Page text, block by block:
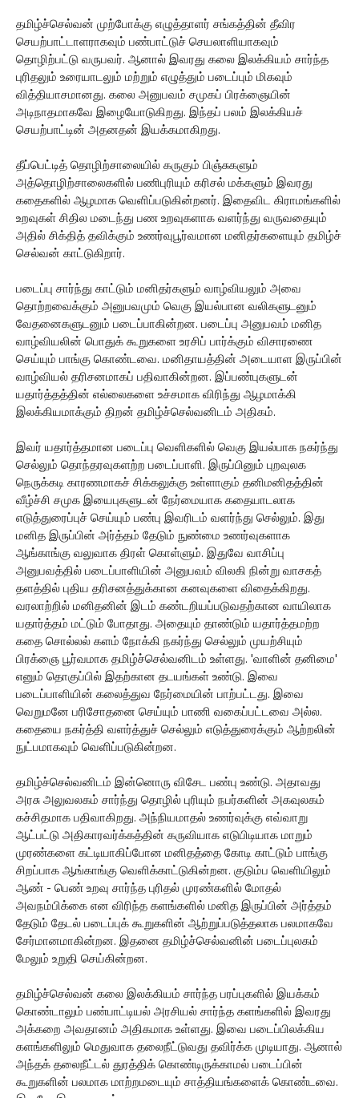
தமிழ்ச்செல்வன் முற்போக்கு எழுத்தாளர் சங்கத்தின் தீவிர
செயற்பாட்டாளராகவும் பண்பாட்டுச் செயலாளியாகவும்
தொழிற்பட்டு வருபவர். ஆனால் இவரது கலை இலக்கியம் சார்ந்த
புரிதலும் உரையாடலும் மற்றும் எழுத்தும் படைப்பும் மிகவும்
வித்தியாசமானது. கலை அனுபவம் சமுகப் பிரக்ஞையின்
அடிநாதமாகவே இழையோடுகிறது. இந்தப் பலம் இலக்கியச்
செயற்பாட்டின் அதனதன் இயக்கமாகிறது.
தீப்பெட்டித் தொழிற்சாலையில் கருகும் பிஞ்சுகளும்
அத்தொழிற்சாலைகளில் பணிபுரியும் கரிசல் மக்களும் இவரது
கதைகளில் ஆழமாக வெளிப்படுகின்றனர். இதைவிட கிராமங்களில்
உறவுகள் சிதில மடைந்து பண உறவுகளாக வளர்ந்து வருவதையும்
அதில் சிக்தித் தவிக்கும் உணர்வுபூர்வமான மனிதர்களையும் தமிழ்ச்
செல்வன் காட்டுகிறார்.
படைப்பு சார்ந்து காட்டும் மனிதர்களும் வாழ்வியலும் அவை
தொற்றவைக்கும் அனுபவமும் வெகு இயல்பான வலிகளுடனும்
வேதனைகளுடனும் படைப்பாகின்றன. படைப்பு அனுபவம் மனித
வாழ்வியலின் பொதுக் கூறுகளை உரசிப் பார்க்கும் விசாரணை
செய்யும் பாங்கு கொண்டவை. மனிதாயத்தின் அடையாள இருப்பின்
வாழ்வியல் தரிசனமாகப் பதிவாகின்றன. இப்பண்புகளுடன்
யதார்த்தத்தின் எல்லைகளை உச்சமாக விரிந்து ஆழமாக்கி
இலக்கியமாக்கும் திறன் தமிழ்ச்செல்வனிடம் அதிகம்.
இவர் யதார்த்தமான படைப்பு வெளிகளில் வெகு இயல்பாக நகர்ந்து
செல்லும் தொந்தரவுகளற்ற படைப்பாளி. இருப்பினும் புறவுலக
நெருக்கடி காரணமாகச் சிக்கலுக்கு உள்ளாகும் தனிமனிதத்தின்
வீழ்ச்சி சமுக இயைபுகளுடன் நேர்மையாக கதையாடலாக
எடுத்துரைப்புச் செய்யும் பண்பு இவரிடம் வளர்ந்து செல்லும். இது
மனித இருப்பின் அர்த்தம் தேடும் நுண்மை உணர்வுகளாக
ஆங்காங்கு வலுவாக திரள் கொள்ளும். இதுவே வாசிப்பு
அனுபவத்தில் படைப்பாளியின் அனுபவம் விலகி நின்று வாசகத்
தளத்தில் புதிய தரிசனத்துக்கான கனவுகளை விதைக்கிறது.
வரலாற்றில் மனிதனின் இடம் கண்டறியப்படுவதற்கான வாயிலாக
யதார்த்தம் மட்டும் போதாது. அதையும் தாண்டும் யதார்த்தமற்ற
கதை சொல்லல் களம் நோக்கி நகர்ந்து செல்லும் முயற்சியும்
பிரக்ஞை பூர்வமாக தமிழ்ச்செல்வனிடம் உள்ளது. 'வாளின் தனிமை'
எனும் தொகுப்பில் இதற்கான தடயங்கள் உண்டு. இவை
படைப்பாளியின் கலைத்துவ நேர்மையின் பாற்பட்டது. இவை
வெறுமனே பரிசோதனை செய்யும் பாணி வகைப்பட்டவை அல்ல.
கதையை நகர்த்தி வளர்த்துச் செல்லும் எடுத்துரைக்கும் ஆற்றலின்
நுட்பமாகவும் வெளிப்படுகின்றன.
தமிழ்ச்செல்வனிடம் இன்னொரு விசேட பண்பு உண்டு. அதாவது
அரசு அலுவலகம் சார்ந்து தொழில் புரியும் நபர்களின் அகவுலகம்
கச்சிதமாக பதிவாகிறது. அந்நியமாதல் உணர்வுக்கு எவ்வாறு
ஆட்பட்டு அதிகாரவர்க்கத்தின் கருவியாக எடுபிடியாக மாறும்
முரண்களை கட்டியாகிப்போன மனிதத்தை கோடி காட்டும் பாங்கு
சிறப்பாக ஆங்காங்கு வெளிக்காட்டுகின்றன. குடும்ப வெளியிலும்
ஆண் - பெண் உறவு சார்ந்த புரிதல் முரண்களில் மோதல்
அவநம்பிக்கை என விரிந்த களங்களில் மனித இருப்பின் அர்த்தம்
தேடும் தேடல் படைப்புக் கூறுகளின் ஆற்றுப்படுத்தலாக பலமாகவே
சேர்மானமாகின்றன. இதனை தமிழ்ச்செல்வனின் படைப்புலகம்
மேலும் உறுதி செய்கின்றன.
தமிழ்ச்செல்வன் கலை இலக்கியம் சார்ந்த பரப்புகளில் இயக்கம்
கொண்டாலும் பண்பாட்டியல் அரசியல் சார்ந்த களங்களில் இவரது
அக்கறை அவதானம் அதிகமாக உள்ளது. இவை படைப்பிலக்கிய
களங்களிலும் மெதுவாக தலைநீட்டுவது தவிர்க்க முடியாது. ஆனால்
அந்தக் தலைநீட்டல் துரத்திக் கொண்டிருக்காமல் படைப்பின்
கூறுகளின் பலமாக மாற்றமடையும் சாத்தியங்களைக் கொண்டவை.